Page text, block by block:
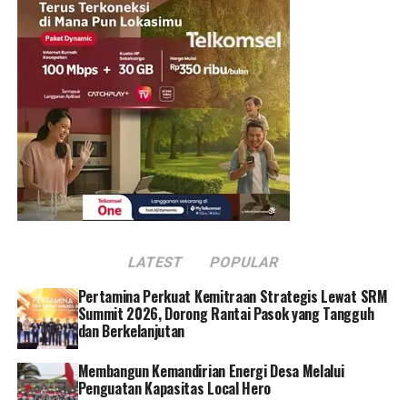
(shelter) untuk pengeringan terlebih dahulu, hingga
kemudian dilakukan pengiriman ke PLTU Jeranjang.
Barwan mengaku senang bisa ikut berkontribusi dalam
transisi energi lewat penyediaan serbuk kayu untuk co-
firing.
“Kami ucapkan terima kasih atas kesempatan yang
diberikan sehingga kami dapat berpartisipasi dalam
program transisi energi. Kami juga dapat berkontribusi
dan membawa dampak positif bagi masyarakat sekitar,”
Hal senada disampaikan oleh Lalu Sultansyah,
distributor sekam padi untuk co-firing PLTU Jeranjang.
Pihaknya menyebut sekam padi yang dihasilkannya kini
bernilai ekonomi dan bisa mendatangkan manfaat.
Produksi sekam padi yang disuplai oleh Sultansyah
LATEST POPULAR
Pertamina Perkuat Kemitraan Strategis Lewat SRM
Summit 2026, Dorong Rantai Pasok yang Tangguh
dan Berkelanjutan
Membangun Kemandirian Energi Desa Melalui
Penguatan Kapasitas Local Hero